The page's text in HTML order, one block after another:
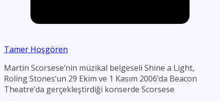
Tamer Hoşgören
Martin Scorsese‘nin müzikal belgeseli Shine a Light,
Roling Stones‘un 29 Ekim ve 1 Kasım 2006’da Beacon
Theatre’da gerçekleştirdiği konserde Scorsese